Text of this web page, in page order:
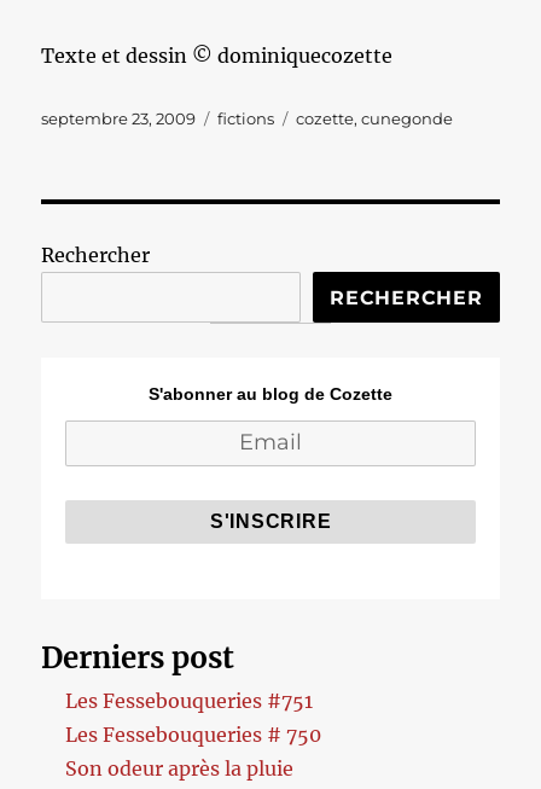
Texte et dessin © dominiquecozette
Publié
septembre 23, 2009 Catégories
fictions Étiquettes
cozette,cunegonde
Rechercher
RECHERCHER
S'abonner au blog de Cozette
Derniers post
Les Fessebouqueries #751
Les Fessebouqueries # 750
Son odeur après la pluie